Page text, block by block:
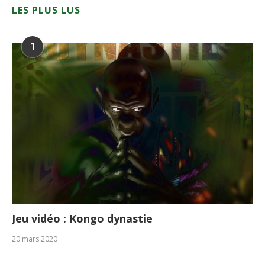
LES PLUS LUS
1
Jeu vidéo : Kongo dynastie
20 mars 2020